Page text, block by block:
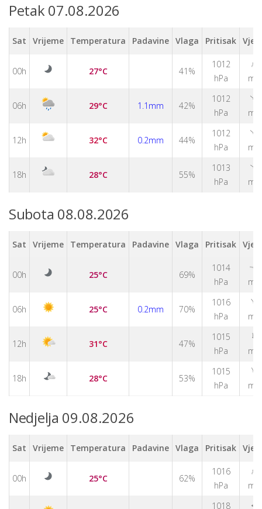
Petak 07.08.2026
Sat Vrijeme Temperatura Padavine Vlaga Pritisak
00h 27°C 41%
1012
hPa
↑
m/s
06h 29°C 1.1mm 42%
1012
hPa
↑
m/s
12h 32°C 0.2mm 44%
1012
hPa
↑
m/s
18h 28°C 55%
1013
hPa
↑
m/s
Subota 08.08.2026
Sat Vrijeme Temperatura Padavine Vlaga Pritisak
00h 25°C 69%
1014
hPa
↑
m/s
06h 25°C 0.2mm 70%
1016
hPa
↑
m/s
12h 31°C 47%
1015
hPa
↑
m/s
18h 28°C 53%
1015
hPa
↑
m/s
Nedjelja 09.08.2026
Sat Vrijeme Temperatura Padavine Vlaga Pritisak
00h 25°C 62%
1016
hPa
↑
m/s
1018 ↑